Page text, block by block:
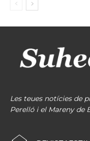
Les teues notícies de
Perelló i el Mareny de